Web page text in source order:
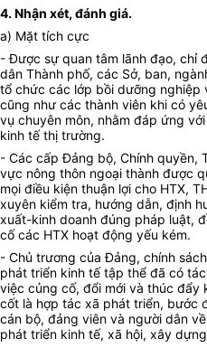
4. Nhận xét, đánh giá.
a) Mặt tích cực
- Được sự quan tâm lãnh đạo, chỉ
dân Thành phố, các Sở, ban,
tổ chức các lớp bồi dưỡng nghiệp
cũng như các thành viên khi có
vụ chuyên môn, nhằm đáp ứng
kinh tế thị trường.
- Các cấp Đảng bộ, Chính quyền,
vực nông thôn ngoại thành được
mọi điều kiện thuận lợi cho HTX,
xuyên kiểm tra, hướng dẫn, định
xuất-kinh doanh đúng pháp luật,
cố các HTX hoạt động yếu kém.
- Chủ trương của Đảng, chính
phát triển kinh tế tập thể đã có
việc củng cố, đổi mới và thúc đẩy
cốt là hợp tác xã phát triển, bước
cán bộ, đảng viên và người dân
phát triển kinh tế, xã hội, xây